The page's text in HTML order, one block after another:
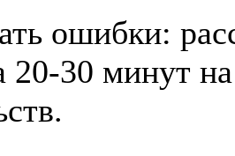
ошибки:
20-30 минут